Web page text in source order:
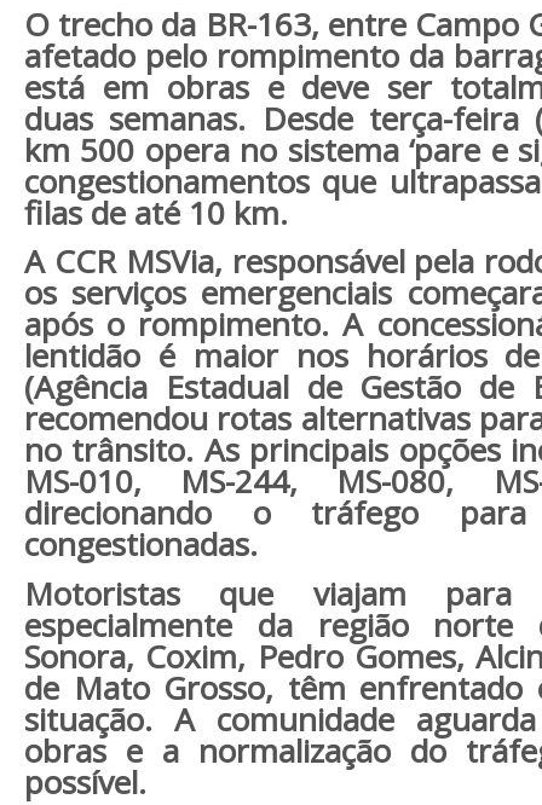
O trecho da BR-163, entre Campo
afetado pelo rompimento da
está em obras e deve ser
duas semanas. Desde terça-
km 500 opera no sistema ‘pare e
congestionamentos que
filas de até 10 km.
A CCR MSVia, responsável pela
os serviços emergenciais
após o rompimento. A
lentidão é maior nos horários
(Agência Estadual de Gestão de
recomendou rotas alternativas
no trânsito. As principais opções
MS-010, MS-244, MS-080,
direcionando o tráfego
congestionadas.
Motoristas que viajam para
especialmente da região norte
Sonora, Coxim, Pedro Gomes,
de Mato Grosso, têm enfrentado
situação. A comunidade
obras e a normalização do
possível.